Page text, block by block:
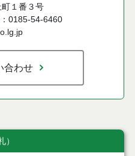
１番３号
：0185-54-6460
合わせ